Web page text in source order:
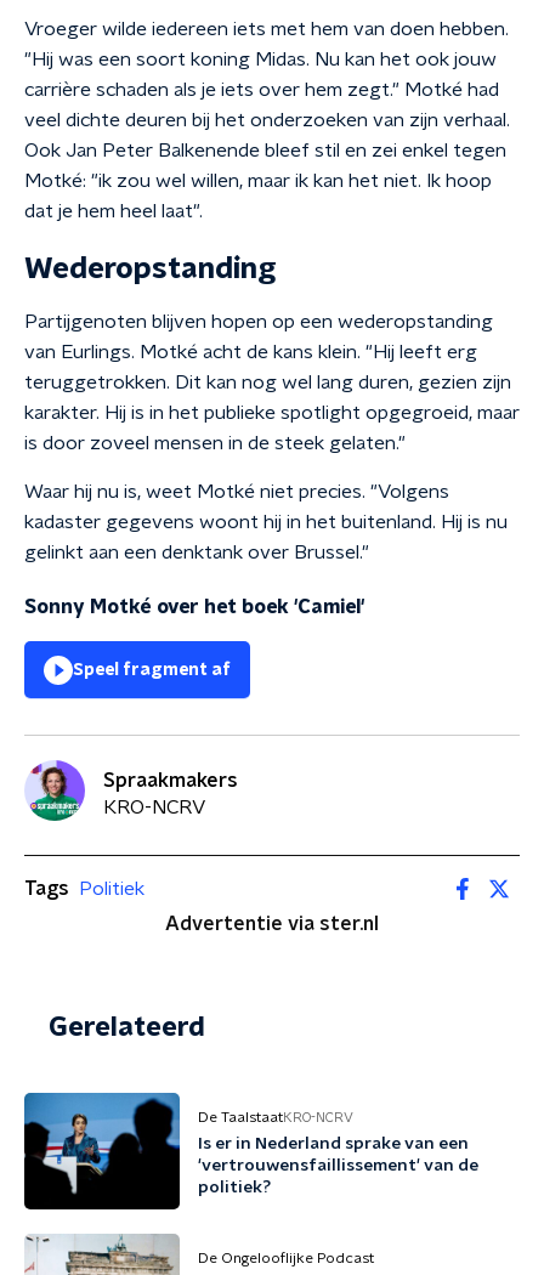
Vroeger wilde iedereen iets met hem van doen hebben.
"Hij was een soort koning Midas. Nu kan het ook jouw
carrière schaden als je iets over hem zegt." Motké had
veel dichte deuren bij het onderzoeken van zijn verhaal.
Ook Jan Peter Balkenende bleef stil en zei enkel tegen
Motké: "ik zou wel willen, maar ik kan het niet. Ik hoop
dat je hem heel laat".
Wederopstanding
Partijgenoten blijven hopen op een wederopstanding
van Eurlings. Motké acht de kans klein. "Hij leeft erg
teruggetrokken. Dit kan nog wel lang duren, gezien zijn
karakter. Hij is in het publieke spotlight opgegroeid, maar
is door zoveel mensen in de steek gelaten."
Waar hij nu is, weet Motké niet precies. "Volgens
kadaster gegevens woont hij in het buitenland. Hij is nu
gelinkt aan een denktank over Brussel."
Sonny Motké over het boek 'Camiel'
Speel fragment af
Spraakmakers
KRO-NCRV
Tags
Politiek
Advertentie via ster.nl
Gerelateerd
De TaalstaatKRO-NCRV
Is er in Nederland sprake van een
'vertrouwensfaillissement' van de
politiek?
De Ongelooflijke Podcast